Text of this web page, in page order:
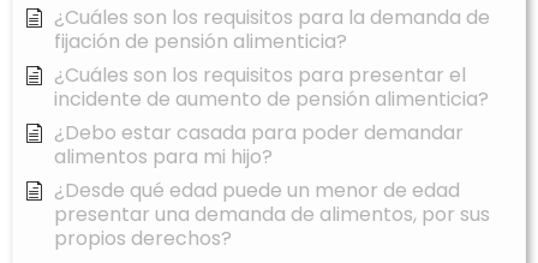
¿Cuáles son los requisitos para la demanda de
fijación de pensión alimenticia?
¿Cuáles son los requisitos para presentar el
incidente de aumento de pensión alimenticia?
¿Debo estar casada para poder demandar
alimentos para mi hijo?
¿Desde qué edad puede un menor de edad
presentar una demanda de alimentos, por sus
propios derechos?